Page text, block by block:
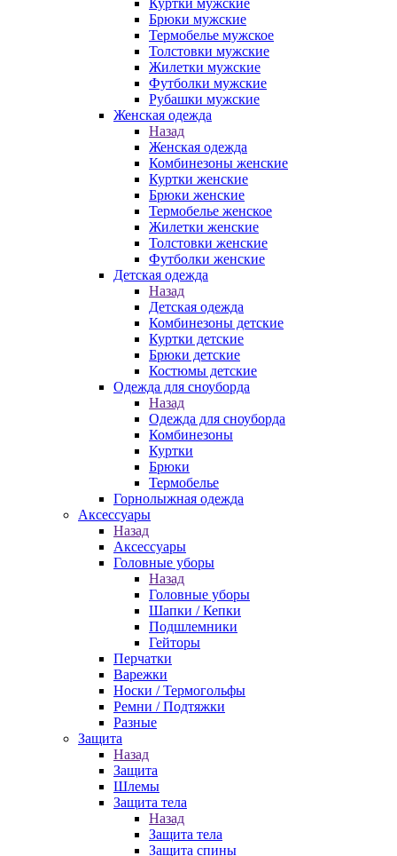
Куртки мужские
Брюки мужские
Термобелье мужское
Толстовки мужские
Жилетки мужские
Футболки мужские
Рубашки мужские
Женская одежда
Назад
Женская одежда
Комбинезоны женские
Куртки женские
Брюки женские
Термобелье женское
Жилетки женские
Толстовки женские
Футболки женские
Детская одежда
Назад
Детская одежда
Комбинезоны детские
Куртки детские
Брюки детские
Костюмы детские
Одежда для сноуборда
Назад
Одежда для сноуборда
Комбинезоны
Куртки
Брюки
Термобелье
Горнолыжная одежда
Аксессуары
Назад
Аксессуары
Головные уборы
Назад
Головные уборы
Шапки / Кепки
Подшлемники
Гейторы
Перчатки
Варежки
Носки / Термогольфы
Ремни / Подтяжки
Разные
Защита
Назад
Защита
Шлемы
Защита тела
Назад
Защита тела
Защита спины